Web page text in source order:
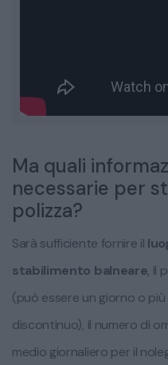
Ma quali
necessarie per
polizza?
Sarà sufficiente fornire il
stabilimento balneare, il
(può essere un giorno o
discontinuo), il numero di
medio giornaliero per il